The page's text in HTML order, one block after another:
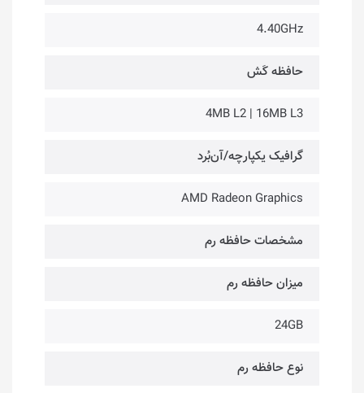
4.40GHz
حافظه کَش
4MB L2 | 16MB L3
گرافیک یکپارچه/آن‌بُرد
AMD Radeon Graphics
مشخصات حافظه رم
میزان حافظه رم
24GB
نوع حافظه رم